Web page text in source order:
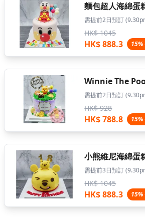
麵包超人海綿蛋
需提前2日預訂
HK$ 1045
HK$ 888.3
Winnie The
需提前2日預訂
HK$ 928
HK$ 788.8
小熊維尼海綿蛋
需提前3日預訂
HK$ 1045
HK$ 888.3